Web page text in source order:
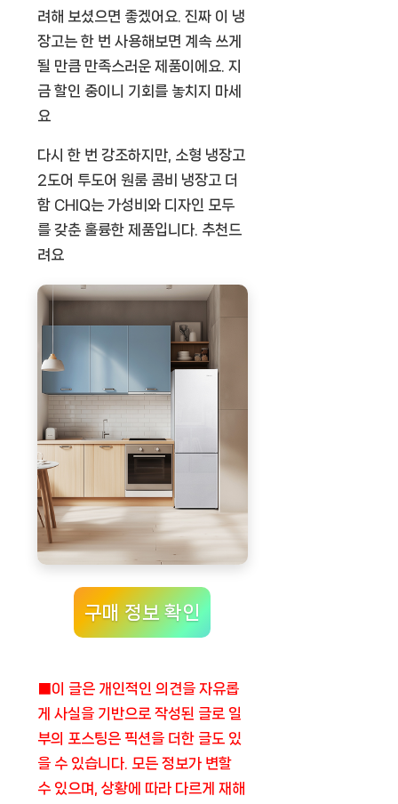
려해 보셨으면 좋겠어요. 진짜 이 냉
장고는 한 번 사용해보면 계속 쓰게
될 만큼 만족스러운 제품이에요. 지
금 할인 중이니 기회를 놓치지 마세
요
다시 한 번 강조하지만, 소형 냉장고
2도어 투도어 원룸 콤비 냉장고 더
함 CHIQ는 가성비와 디자인 모두
를 갖춘 훌륭한 제품입니다. 추천드
려요
구매 정보 확인
■이 글은 개인적인 의견을 자유롭
게 사실을 기반으로 작성된 글로 일
부의 포스팅은 픽션을 더한 글도 있
을 수 있습니다. 모든 정보가 변할
수 있으며, 상황에 따라 다르게 재해